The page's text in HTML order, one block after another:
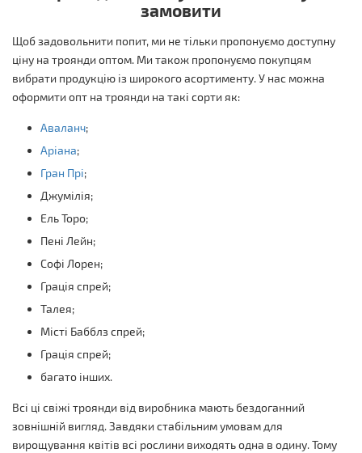
замовити
Щоб задовольнити попит, ми не тільки пропонуємо доступну
ціну на троянди оптом. Ми також пропонуємо покупцям
вибрати продукцію із широкого асортименту. У нас можна
оформити опт на троянди на такі сорти як:
Аваланч;
Аріана;
Гран Прі;
Джумілія;
Ель Торо;
Пені Лейн;
Софі Лорен;
Грація спрей;
Талея;
Місті Бабблз спрей;
Грація спрей;
багато інших.
Всі ці свіжі троянди від виробника мають бездоганний
зовнішній вигляд. Завдяки стабільним умовам для
вирощування квітів всі рослини виходять одна в одину. Тому